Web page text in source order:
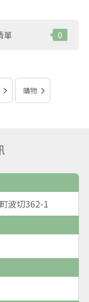
單 0
購物
波切362-1